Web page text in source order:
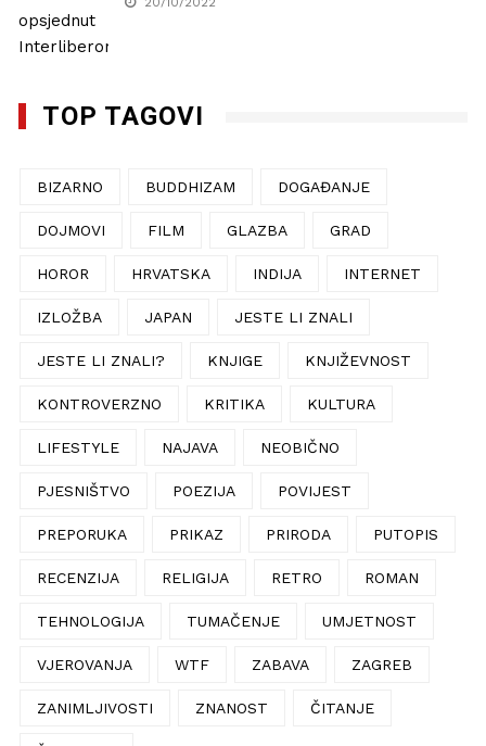
TOP TAGOVI
BIZARNO BUDDHIZAM DOGAĐANJE
DOJMOVI FILM GLAZBA GRAD
HOROR HRVATSKA INDIJA INTERNET
IZLOŽBA JAPAN JESTE LI ZNALI
JESTE LI ZNALI? KNJIGE KNJIŽEVNOST
KONTROVERZNO KRITIKA KULTURA
LIFESTYLE NAJAVA NEOBIČNO
PJESNIŠTVO POEZIJA POVIJEST
PREPORUKA PRIKAZ PRIRODA PUTOPIS
RECENZIJA RELIGIJA RETRO ROMAN
TEHNOLOGIJA TUMAČENJE UMJETNOST
VJEROVANJA WTF ZABAVA ZAGREB
ZANIMLJIVOSTI ZNANOST ČITANJE